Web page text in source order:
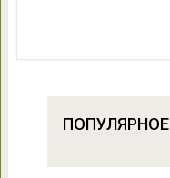
ПОПУЛЯРНОЕ